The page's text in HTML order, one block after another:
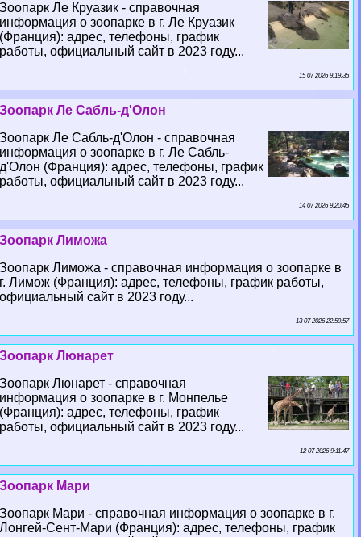
Зоопарк Ле Круазик - справочная
информация о зоопарке в г. Ле Круазик
(Франция): адрес, телефоны, график
работы, официальный сайт в 2023 году...
15 07 2026 9:19:35
Зоопарк Ле Сабль-д'Олон
Зоопарк Ле Сабль-д'Олон - справочная
информация о зоопарке в г. Ле Сабль-
д'Олон (Франция): адрес, телефоны, график
работы, официальный сайт в 2023 году...
14 07 2026 9:20:45
Зоопарк Лиможа
Зоопарк Лиможа - справочная информация о зоопарке в
г. Лимож (Франция): адрес, телефоны, график работы,
официальный сайт в 2023 году...
13 07 2026 22:59:57
Зоопарк Люнарет
Зоопарк Люнарет - справочная
информация о зоопарке в г. Монпелье
(Франция): адрес, телефоны, график
работы, официальный сайт в 2023 году...
12 07 2026 9:11:47
Зоопарк Мари
Зоопарк Мари - справочная информация о зоопарке в г.
Лонгeй-Сент-Мари (Франция): адрес, телефоны, график